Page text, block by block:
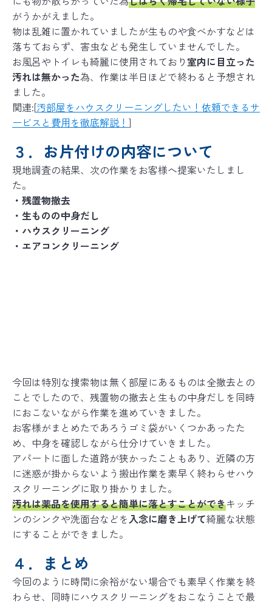
がうかがえました。
物は乱雑に置かれていましたが生ものや食べかすなどは
落ちておらず、害虫なども発生していませんでした。
お風呂やトイレも綺麗に使用されており 室内に目立った
汚れは無かった為、作業は半日ほどで終わると予想され
ました。
関連:[汚部屋をハウスクリーニングしたい！依頼できるサ
ービスと費用を徹底解説！ ]
３．お片付けの内容について
現地調査の結果、次の作業をお客様へ提案いたしまし
た。
・残置物撤去
・生ものの中身だし
・ハウスクリーニング
・エアコンクリーニング
今回は特別な捜索物は無く部屋にあるものは全撤去との
ことでしたので、残置物の撤去と生もの中身だしを同時
におこないながら作業を進めていきました。
お客様がまとめたであろうゴミ袋がいくつかあったた
め、中身を確認しながら仕分けていきました。
アパートに面した道路が狭かったこともあり、近隣の方
に迷惑が掛からないよう搬出作業を素早く終わらせハウ
スクリーニングに取り掛かりました。
汚れは薬品を使用すると簡単に落とすことができキッチ
ンのシンクや洗面台などを入念に磨き上げて綺麗な状態
にすることができました。
４．まとめ
今回のように時間に余裕がない場合でも素早く作業を終
わらせ、同時にハウスクリーニングをおこなうことで最